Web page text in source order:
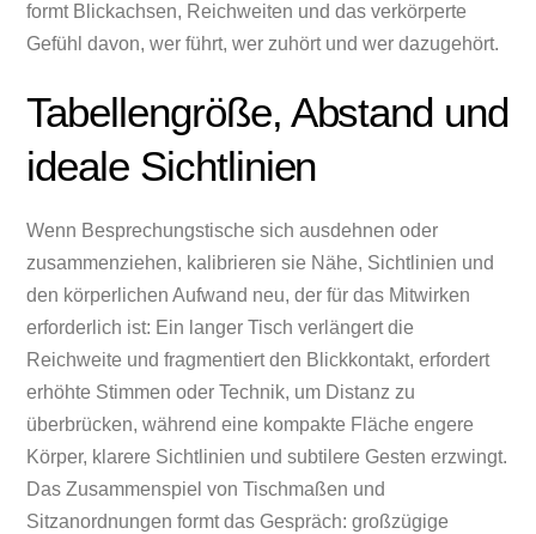
formt Blickachsen, Reichweiten und das verkörperte
Gefühl davon, wer führt, wer zuhört und wer dazugehört.
Tabellengröße, Abstand und
ideale Sichtlinien
Wenn Besprechungstische sich ausdehnen oder
zusammenziehen, kalibrieren sie Nähe, Sichtlinien und
den körperlichen Aufwand neu, der für das Mitwirken
erforderlich ist: Ein langer Tisch verlängert die
Reichweite und fragmentiert den Blickkontakt, erfordert
erhöhte Stimmen oder Technik, um Distanz zu
überbrücken, während eine kompakte Fläche engere
Körper, klarere Sichtlinien und subtilere Gesten erzwingt.
Das Zusammenspiel von Tischmaßen und
Sitzanordnungen formt das Gespräch: großzügige